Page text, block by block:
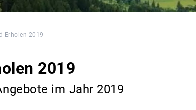
Erholen 2019
2019
im Jahr 2019